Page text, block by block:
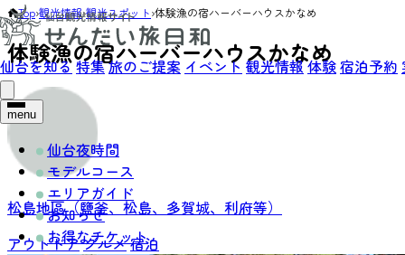
仙台を知る特集旅のご提案 イベント 観光情報体験宿泊予約
menu
仙台夜時間
モデルコース
エリアガイド
お知らせ
お得なチケット
Top›観光情報›観光スポット›体験漁の宿ハーバーハウスかなめ
体験漁の宿ハーバーハウスかなめ
松島地區（鹽釜、松島、多賀城、利府等）
アウトドアグルメ宿泊